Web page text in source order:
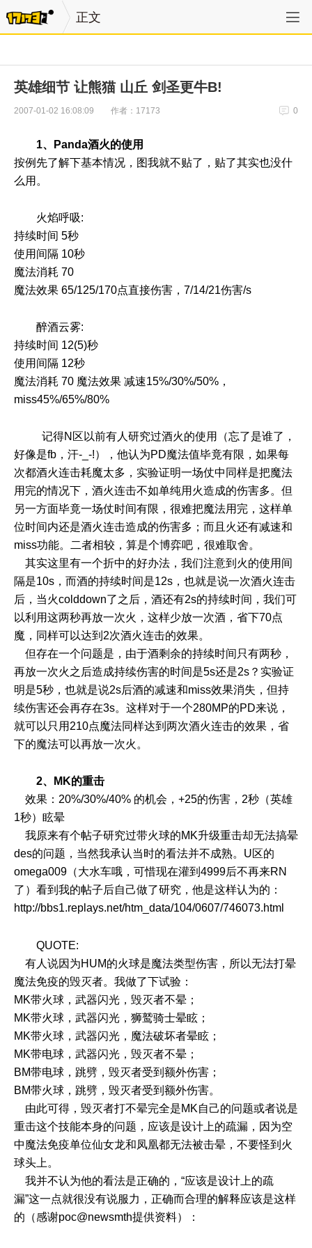
正文
英雄细节 让熊猫 山丘 剑圣更牛B!
2007-01-02 16:08:09 作者：17173 0
1、Panda酒火的使用
按例先了解下基本情况，图我就不贴了，贴了其实也没什
么用。
火焰呼吸:
持续时间 5秒
使用间隔 10秒
魔法消耗 70
魔法效果 65/125/170点直接伤害，7/14/21伤害/s
醉酒云雾:
持续时间 12(5)秒
使用间隔 12秒
魔法消耗 70 魔法效果 减速15%/30%/50%，
miss45%/65%/80%
记得N区以前有人研究过酒火的使用（忘了是谁了，
好像是fb，汗-_-!），他认为PD魔法值毕竟有限，如果每
次都酒火连击耗魔太多，实验证明一场仗中同样是把魔法
用完的情况下，酒火连击不如单纯用火造成的伤害多。但
另一方面毕竟一场仗时间有限，很难把魔法用完，这样单
位时间内还是酒火连击造成的伤害多；而且火还有减速和
miss功能。二者相较，算是个博弈吧，很难取舍。
其实这里有一个折中的好办法，我们注意到火的使用间
隔是10s，而酒的持续时间是12s，也就是说一次酒火连击
后，当火colddown了之后，酒还有2s的持续时间，我们可
以利用这两秒再放一次火，这样少放一次酒，省下70点
魔，同样可以达到2次酒火连击的效果。
但存在一个问题是，由于酒剩余的持续时间只有两秒，
再放一次火之后造成持续伤害的时间是5s还是2s？实验证
明是5秒，也就是说2s后酒的减速和miss效果消失，但持
续伤害还会再存在3s。这样对于一个280MP的PD来说，
就可以只用210点魔法同样达到两次酒火连击的效果，省
下的魔法可以再放一次火。
2、MK的重击
效果：20%/30%/40% 的机会，+25的伤害，2秒（英雄
1秒）眩晕
我原来有个帖子研究过带火球的MK升级重击却无法搞晕
des的问题，当然我承认当时的看法并不成熟。U区的
omega009（大水车哦，可惜现在灌到4999后不再来RN
了）看到我的帖子后自己做了研究，他是这样认为的：
http://bbs1.replays.net/htm_data/104/0607/746073.html
QUOTE:
有人说因为HUM的火球是魔法类型伤害，所以无法打晕
魔法免疫的毁灭者。我做了下试验：
MK带火球，武器闪光，毁灭者不晕；
MK带火球，武器闪光，狮鹫骑士晕眩；
MK带火球，武器闪光，魔法破坏者晕眩；
MK带电球，武器闪光，毁灭者不晕；
BM带电球，跳劈，毁灭者受到额外伤害；
BM带火球，跳劈，毁灭者受到额外伤害。
由此可得，毁灭者打不晕完全是MK自己的问题或者说是
重击这个技能本身的问题，应该是设计上的疏漏，因为空
中魔法免疫单位仙女龙和凤凰都无法被击晕，不要怪到火
球头上。
我并不认为他的看法是正确的，“应该是设计上的疏
漏”这一点就很没有说服力，正确而合理的解释应该是这样
的（感谢poc@newsmth提供资料）：